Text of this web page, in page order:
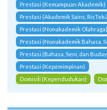
Prestasi (Kemampuan Akademik)
Prestasi (Akademik Sains,
Prestasi (Nonakademik Olahraga)
Prestasi (Nonakademik Bahasa,
Prestasi (Bahasa, Seni, dan
Prestasi (Kepemimpinan)
Domisili (Kependudukan)